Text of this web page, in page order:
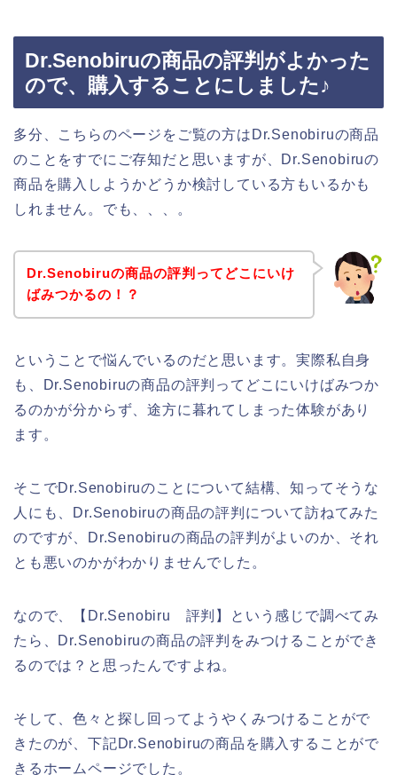
Dr.Senobiruの商品の評判がよかった
ので、購入することにしました♪
多分、こちらのページをご覧の方はDr.Senobiruの商品
のことをすでにご存知だと思いますが、Dr.Senobiruの
商品を購入しようかどうか検討している方もいるかも
しれません。でも、、、。
Dr.Senobiruの商品の評判ってどこにいけ
ばみつかるの！？
ということで悩んでいるのだと思います。実際私自身
も、Dr.Senobiruの商品の評判ってどこにいけばみつか
るのかが分からず、途方に暮れてしまった体験があり
ます。
そこでDr.Senobiruのことについて結構、知ってそうな
人にも、Dr.Senobiruの商品の評判について訪ねてみた
のですが、Dr.Senobiruの商品の評判がよいのか、それ
とも悪いのかがわかりませんでした。
なので、【Dr.Senobiru 評判】という感じで調べてみ
たら、Dr.Senobiruの商品の評判をみつけることができ
るのでは？と思ったんですよね。
そして、色々と探し回ってようやくみつけることがで
きたのが、下記Dr.Senobiruの商品を購入することがで
きるホームページでした。